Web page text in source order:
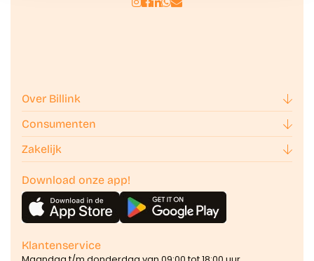
Over Billink
Consumenten
Zakelijk
Download onze app!
Klantenservice